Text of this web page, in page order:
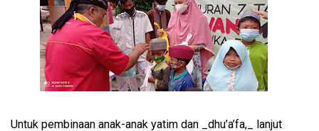
Untuk pembinaan anak-anak yatim dan _dhu’a’fa,_ lanjut